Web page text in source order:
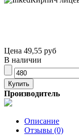
Цена 49,55 руб
В наличии
Производитель
Описание
Отзывы (0)